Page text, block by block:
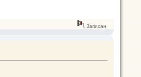
Записан